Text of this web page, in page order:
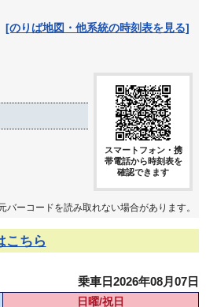
[のりば地図・他系統の時刻表を見る]
スマートフォン・携
帯電話から時刻表を
確認できます
ーコードを読み取れない場合があります。
こちら
乗車日2026年08月07日
日曜/祝日